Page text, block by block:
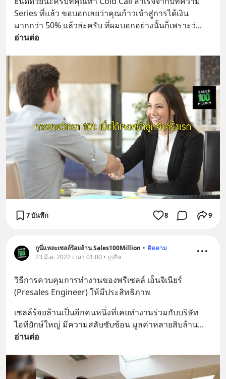
Series ที่แล้ว ขอบอกเลยว่าคุณก้าวเข้าสู่การได้เงิน
มากกว่า 50% แล้วล่ะครับ ที่ผมบอกอย่างนั้นก็เพราะว่
อ่านต่อ
7 บันทึก 8 9
กูนี่แหละเซลล์ร้อยล้าน Sales100Million • ติดตาม
23 มี.ค. 2022 เวลา 01:00 • ธุรกิจ
วิธีการควบคุมการทำงานของพรีเซลล์ เอ็นจิเนียร์
(Presales Engineer) ให้มีประสิทธิภาพ
เซลล์ร้อยล้านเป็นอีกคนหนึ่งที่เคยทำงานร่วมกับบริษัท
ไอทียักษ์ใหญ่ มีความสลับซับซ้อน มูลค่าหลายสิบล้าน
อ่านต่อ